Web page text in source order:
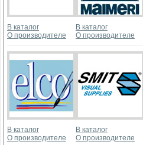
В каталог
О производителе
В каталог
О производителе
В каталог
О производителе
В каталог
О производителе